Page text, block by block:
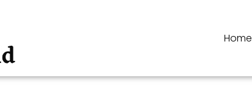
Home